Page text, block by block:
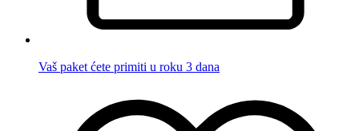
Vaš paket ćete primiti u roku 3 dana